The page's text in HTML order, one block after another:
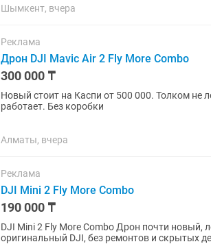
Шымкент, вчера
Реклама
Дрон DJI Mavic Air 2 Fly More Combo
300 000 ₸
Новый стоит на Каспи от 500 000. Толком не
работает. Без коробки
Алматы, вчера
Реклама
DJI Mini 2 Fly More Combo
190 000 ₸
DJI Mini 2 Fly More Combo Дрон почти новый, летали только 2–3 раза. Полностью
оригинальный DJI, без ремонтов и скрытых